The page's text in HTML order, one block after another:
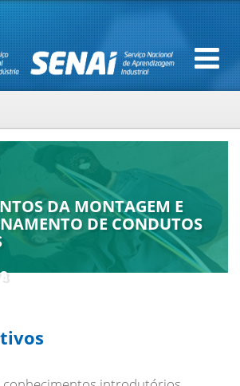
DA MONTAGEM E
DE CONDUTOS